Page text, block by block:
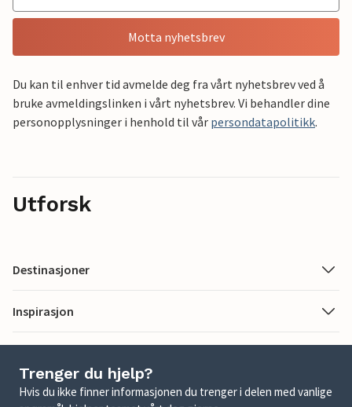
Motta nyhetsbrev
Du kan til enhver tid avmelde deg fra vårt nyhetsbrev ved å
bruke avmeldingslinken i vårt nyhetsbrev. Vi behandler dine
personopplysninger i henhold til vår persondatapolitikk.
Utforsk
Destinasjoner
Inspirasjon
Trenger du hjelp?
Hvis du ikke finner informasjonen du trenger i delen med vanlige